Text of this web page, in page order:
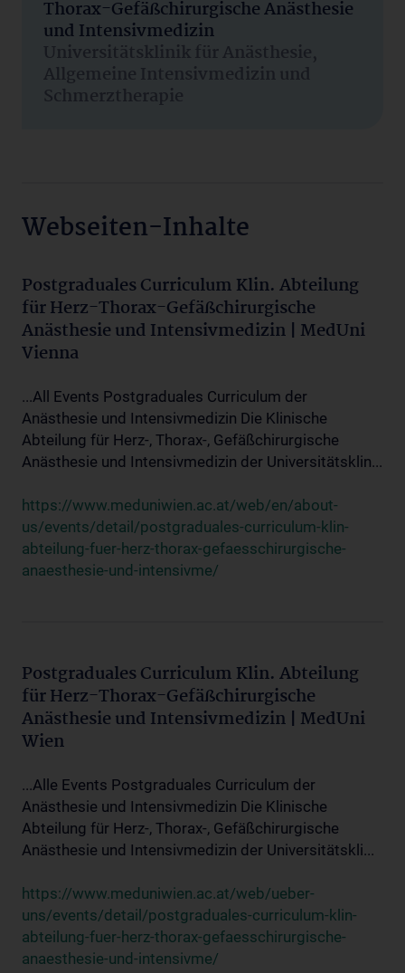
Thorax-Gefäßchirurgische Anästhesie
und Intensivmedizin
Universitätsklinik für Anästhesie,
Allgemeine Intensivmedizin und
Schmerztherapie
Webseiten-Inhalte
Postgraduales Curriculum Klin. Abteilung
für Herz-Thorax-Gefäßchirurgische
Anästhesie und Intensivmedizin | MedUni
Vienna
...All Events Postgraduales Curriculum der
Anästhesie und Intensivmedizin Die Klinische
Abteilung für Herz-, Thorax-, Gefäßchirurgische
Anästhesie und Intensivmedizin der Universitätsklin...
https://www.meduniwien.ac.at/web/en/about-
us/events/detail/postgraduales-curriculum-klin-
abteilung-fuer-herz-thorax-gefaesschirurgische-
anaesthesie-und-intensivme/
Postgraduales Curriculum Klin. Abteilung
für Herz-Thorax-Gefäßchirurgische
Anästhesie und Intensivmedizin | MedUni
Wien
...Alle Events Postgraduales Curriculum der
Anästhesie und Intensivmedizin Die Klinische
Abteilung für Herz-, Thorax-, Gefäßchirurgische
Anästhesie und Intensivmedizin der Universitätskli...
https://www.meduniwien.ac.at/web/ueber-
uns/events/detail/postgraduales-curriculum-klin-
abteilung-fuer-herz-thorax-gefaesschirurgische-
anaesthesie-und-intensivme/